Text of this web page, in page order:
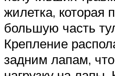
жилетка, которая
большую часть
Крепление
задним лапам,